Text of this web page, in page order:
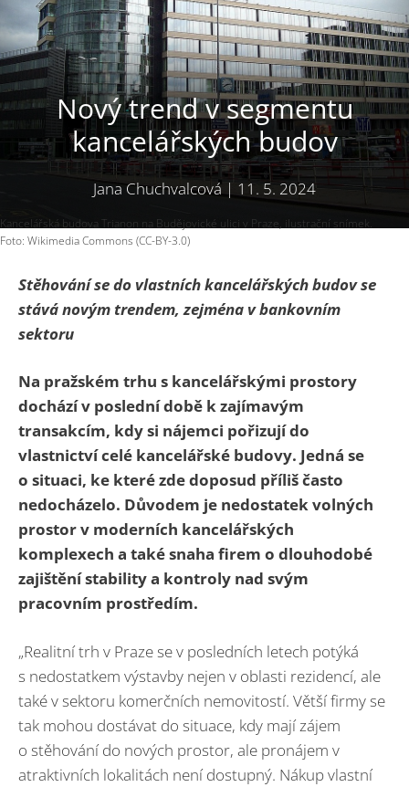
Nový trend v segmentu
kancelářských budov
Jana Chuchvalcová | 11. 5. 2024
Kancelářská budova Trianon na Budějovické ulici v Praze, ilustrační snímek.
Foto: Wikimedia Commons (CC-BY-3.0)
Stěhování se do vlastních kancelářských budov se
stává novým trendem, zejména v bankovním
sektoru
Na pražském trhu s kancelářskými prostory
dochází v poslední době k zajímavým
transakcím, kdy si nájemci pořizují do
vlastnictví celé kancelářské budovy. Jedná se
o situaci, ke které zde doposud příliš často
nedocházelo. Důvodem je nedostatek volných
prostor v moderních kancelářských
komplexech a také snaha firem o dlouhodobé
zajištění stability a kontroly nad svým
pracovním prostředím.
„Realitní trh v Praze se v posledních letech potýká
s nedostatkem výstavby nejen v oblasti rezidencí, ale
také v sektoru komerčních nemovitostí. Větší firmy se
tak mohou dostávat do situace, kdy mají zájem
o stěhování do nových prostor, ale pronájem v
atraktivních lokalitách není dostupný. Nákup vlastní